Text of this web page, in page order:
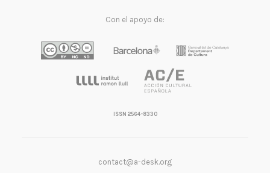
Con el apoyo de:
ISSN 2564-8330
contact@a-desk.org